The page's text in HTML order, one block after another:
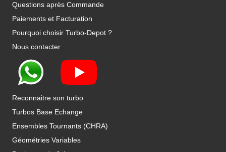
Questions après Commande
Paiements et Facturation
Pourquoi choisir Turbo-Depot ?
Nous contacter
Reconnaitre son turbo
Turbos Base Echange
Ensembles Tournants (CHRA)
Géométries Variables